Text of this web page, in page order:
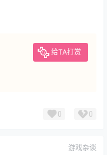
给TA打赏
0 0
游戏杂谈